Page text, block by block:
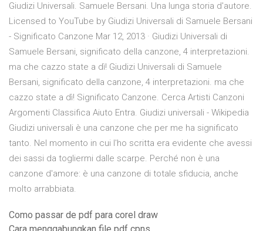
Giudizi Universali. Samuele Bersani. Una lunga storia d'autore.
Licensed to YouTube by Giudizi Universali di Samuele Bersani
- Significato Canzone Mar 12, 2013 · Giudizi Universali di
Samuele Bersani, significato della canzone, 4 interpretazioni.
ma che cazzo state a dì! Giudizi Universali di Samuele
Bersani, significato della canzone, 4 interpretazioni. ma che
cazzo state a dì! Significato Canzone. Cerca Artisti Canzoni
Argomenti Classifica Aiuto Entra. Giudizi universali - Wikipedia
Giudizi universali è una canzone che per me ha significato
tanto. Nel momento in cui l'ho scritta era evidente che avessi
dei sassi da togliermi dalle scarpe. Perché non è una
canzone d'amore: è una canzone di totale sfiducia, anche
molto arrabbiata.
Como passar de pdf para corel draw